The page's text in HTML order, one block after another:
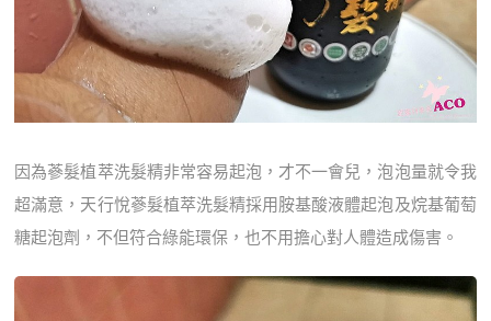
因為蔘髮植萃洗髮精非常容易起泡，才不一會兒，泡泡量就令我
超滿意，天行悅蔘髮植萃洗髮精採用胺基酸液體起泡及烷基葡萄
糖起泡劑，不但符合綠能環保，也不用擔心對人體造成傷害。